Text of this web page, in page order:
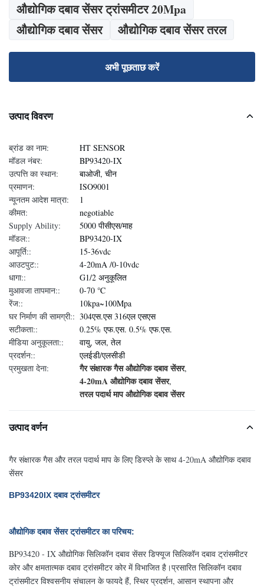
औद्योगिक दबाव सेंसर ट्रांसमीटर 20Mpa
औद्योगिक दबाव सेंसर
औद्योगिक दबाव सेंसर तरल
अभी पूछताछ करें
उत्पाद विवरण
ब्रांड का नाम:
HT SENSOR
मॉडल नंबर:
BP93420-IX
उत्पत्ति का स्थान:
बाओजी, चीन
प्रमाणन:
ISO9001
न्यूनतम आदेश मात्रा:
1
कीमत:
negotiable
Supply Ability:
5000 पीसीएस/माह
मॉडल::
BP93420-IX
आपूर्ति::
15-36vdc
आउटपुट::
4-20mA /0-10vdc
धागा::
G1/2 अनुकूलित
मुआवजा तापमान::
0-70 ℃
रेंज::
10kpa~100Mpa
घर निर्माण की सामग्री:: 304एस.एस 316एल एसएस
सटीकता::
0.25% एफ.एस. 0.5% एफ.एस.
मीडिया अनुकूलता::
वायु, जल, तेल
प्रदर्शन::
एलईडी/एलसीडी
प्रमुखता देना:
गैर संक्षारक गैस औद्योगिक दबाव सेंसर,
4-20mA औद्योगिक दबाव सेंसर,
तरल पदार्थ माप औद्योगिक दबाव सेंसर
उत्पाद वर्णन
गैर संक्षारक गैस और तरल पदार्थ माप के लिए डिस्प्ले के साथ 4-20mA औद्योगिक दबाव
सेंसर
BP93420IX दबाव ट्रांसमीटर
औद्योगिक दबाव सेंसर ट्रांसमीटर का परिचय:
BP93420 - IX औद्योगिक सिलिकॉन दबाव सेंसर डिफ्यूज सिलिकॉन दबाव ट्रांसमीटर
कोर और क्षमतात्मक दबाव ट्रांसमीटर कोर में विभाजित है।प्रसारित सिलिकॉन दबाव
ट्रांसमीटर विश्वसनीय संचालन के फायदे हैं, स्थिर प्रदर्शन, आसान स्थापना और